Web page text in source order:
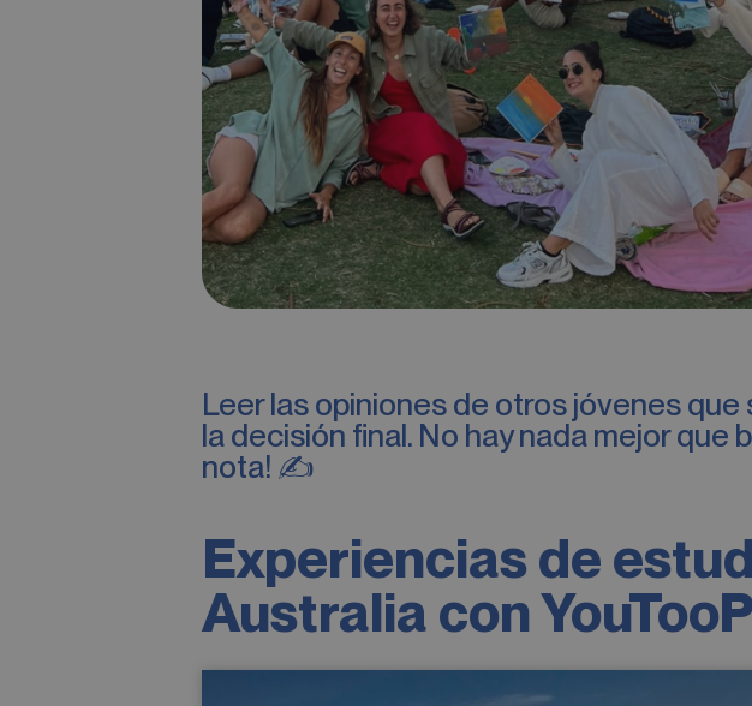
Leer las opiniones de otros jóvenes
la decisión final. No hay nada mejor que
nota! ✍️
Experiencias de
Australia con